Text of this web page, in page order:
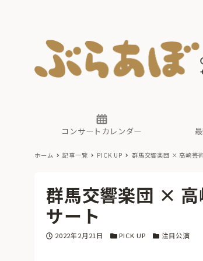
コンサートカレンダー
ホーム 記事一覧 PICK UP 群馬交響楽団 × 高崎芸
群馬交響楽団 × 高
サート
投稿日
2022年2月21日 カテゴリー
PICK UP カテゴリー
注目公演